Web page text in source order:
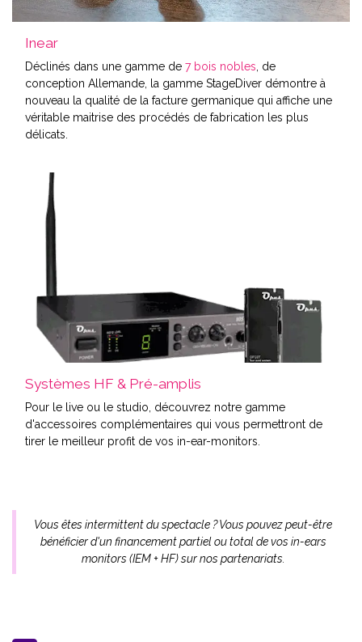
Inear
Déclinés dans une gamme de 7 bois nobles, de
conception Allemande, la gamme StageDiver démontre à
nouveau la qualité de la facture germanique qui affiche une
véritable maitrise des procédés de fabrication les plus
délicats.
Systèmes HF & Pré-amplis
Pour le live ou le studio, découvrez notre gamme
d'accessoires complémentaires qui vous permettront de
tirer le meilleur profit de vos in-ear-monitors.
Vous êtes intermittent du spectacle ? Vous pouvez peut-être
bénéficier d'un financement partiel ou total de vos in-ears
monitors (IEM + HF) sur nos partenariats.